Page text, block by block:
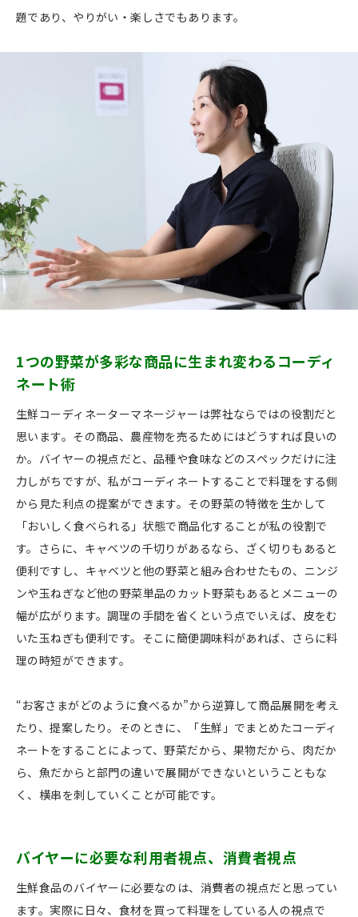
題であり、やりがい・楽しさでもあります。
1つの野菜が多彩な商品に生まれ変わるコーディ
ネート術
生鮮コーディネーターマネージャーは弊社ならではの役割だと
思います。その商品、農産物を売るためにはどうすれば良いの
か。バイヤーの視点だと、品種や食味などのスペックだけに注
力しがちですが、私がコーディネートすることで料理をする側
から見た利点の提案ができます。その野菜の特徴を生かして
「おいしく食べられる」状態で商品化することが私の役割で
す。さらに、キャベツの千切りがあるなら、ざく切りもあると
便利ですし、キャベツと他の野菜と組み合わせたもの、ニンジ
ンや玉ねぎなど他の野菜単品のカット野菜もあるとメニューの
幅が広がります。調理の手間を省くという点でいえば、皮をむ
いた玉ねぎも便利です。そこに簡便調味料があれば、さらに料
理の時短ができます。
“お客さまがどのように食べるか”から逆算して商品展開を考え
たり、提案したり。そのときに、「生鮮」でまとめたコーディ
ネートをすることによって、野菜だから、果物だから、肉だか
ら、魚だからと部門の違いで展開ができないということもな
く、横串を刺していくことが可能です。
バイヤーに必要な利用者視点、消費者視点
生鮮食品のバイヤーに必要なのは、消費者の視点だと思ってい
ます。実際に日々、食材を買って料理をしている人の視点で